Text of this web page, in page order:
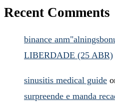
Recent Comments
binance
LIBERDADE (25 ABR)
sinusitis medical guide
surpreende e manda